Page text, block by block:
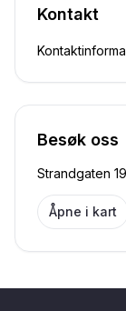
Kontakt
Besøk oss
Strandgaten
Åpne i kart